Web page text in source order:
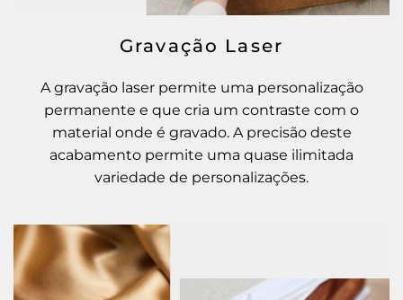
Gravação Laser
A gravação laser permite uma personalização
permanente e que cria um contraste com o
material onde é gravado. A precisão deste
acabamento permite uma quase ilimitada
variedade de personalizações.